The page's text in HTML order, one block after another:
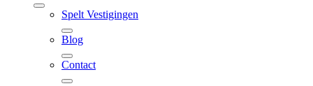
Spelt Vestigingen
Blog
Contact